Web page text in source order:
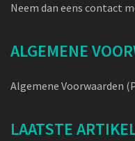
Neem dan eens contact
ALGEMENE
Algemene Voorwaarden
LAATSTE